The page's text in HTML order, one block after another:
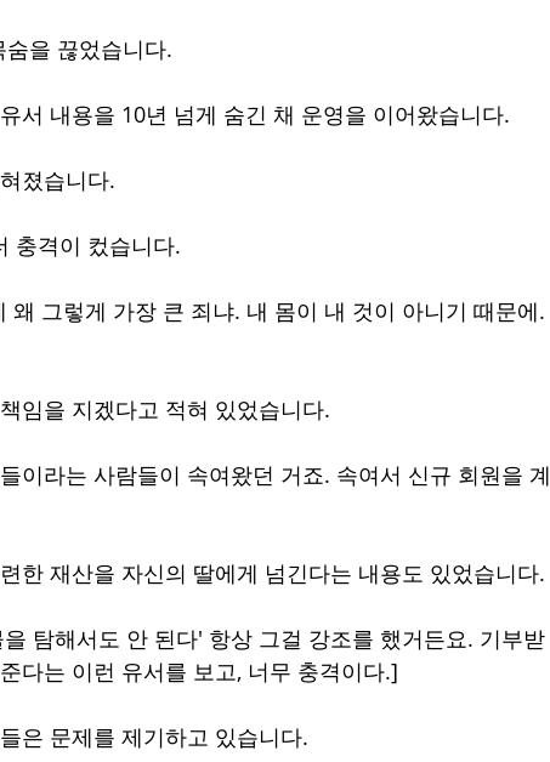
을 끊었습니다.
서 내용을 10년 넘게 숨긴 채 운영을 이어왔습니다.
졌습니다.
충격이 컸습니다.
그렇게 가장 큰 죄냐. 내 몸이 내 것이 아니기 때문에.
임을 지겠다고 적혀 있었습니다.
이라는 사람들이 속여왔던 거죠. 속여서 신규 회원을 계
한 재산을 자신의 딸에게 넘긴다는 내용도 있었습니다.
탐해서도 안 된다' 항상 그걸 강조를 했거든요. 기부받
다는 이런 유서를 보고, 너무 충격이다.]
은 문제를 제기하고 있습니다.